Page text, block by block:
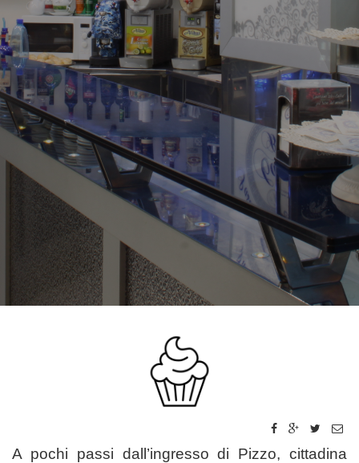
A pochi passi dall’ingresso di Pizzo, cittadina